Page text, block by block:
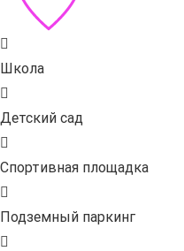
Школа
Детский сад
Спортивная площадка
Подземный паркинг